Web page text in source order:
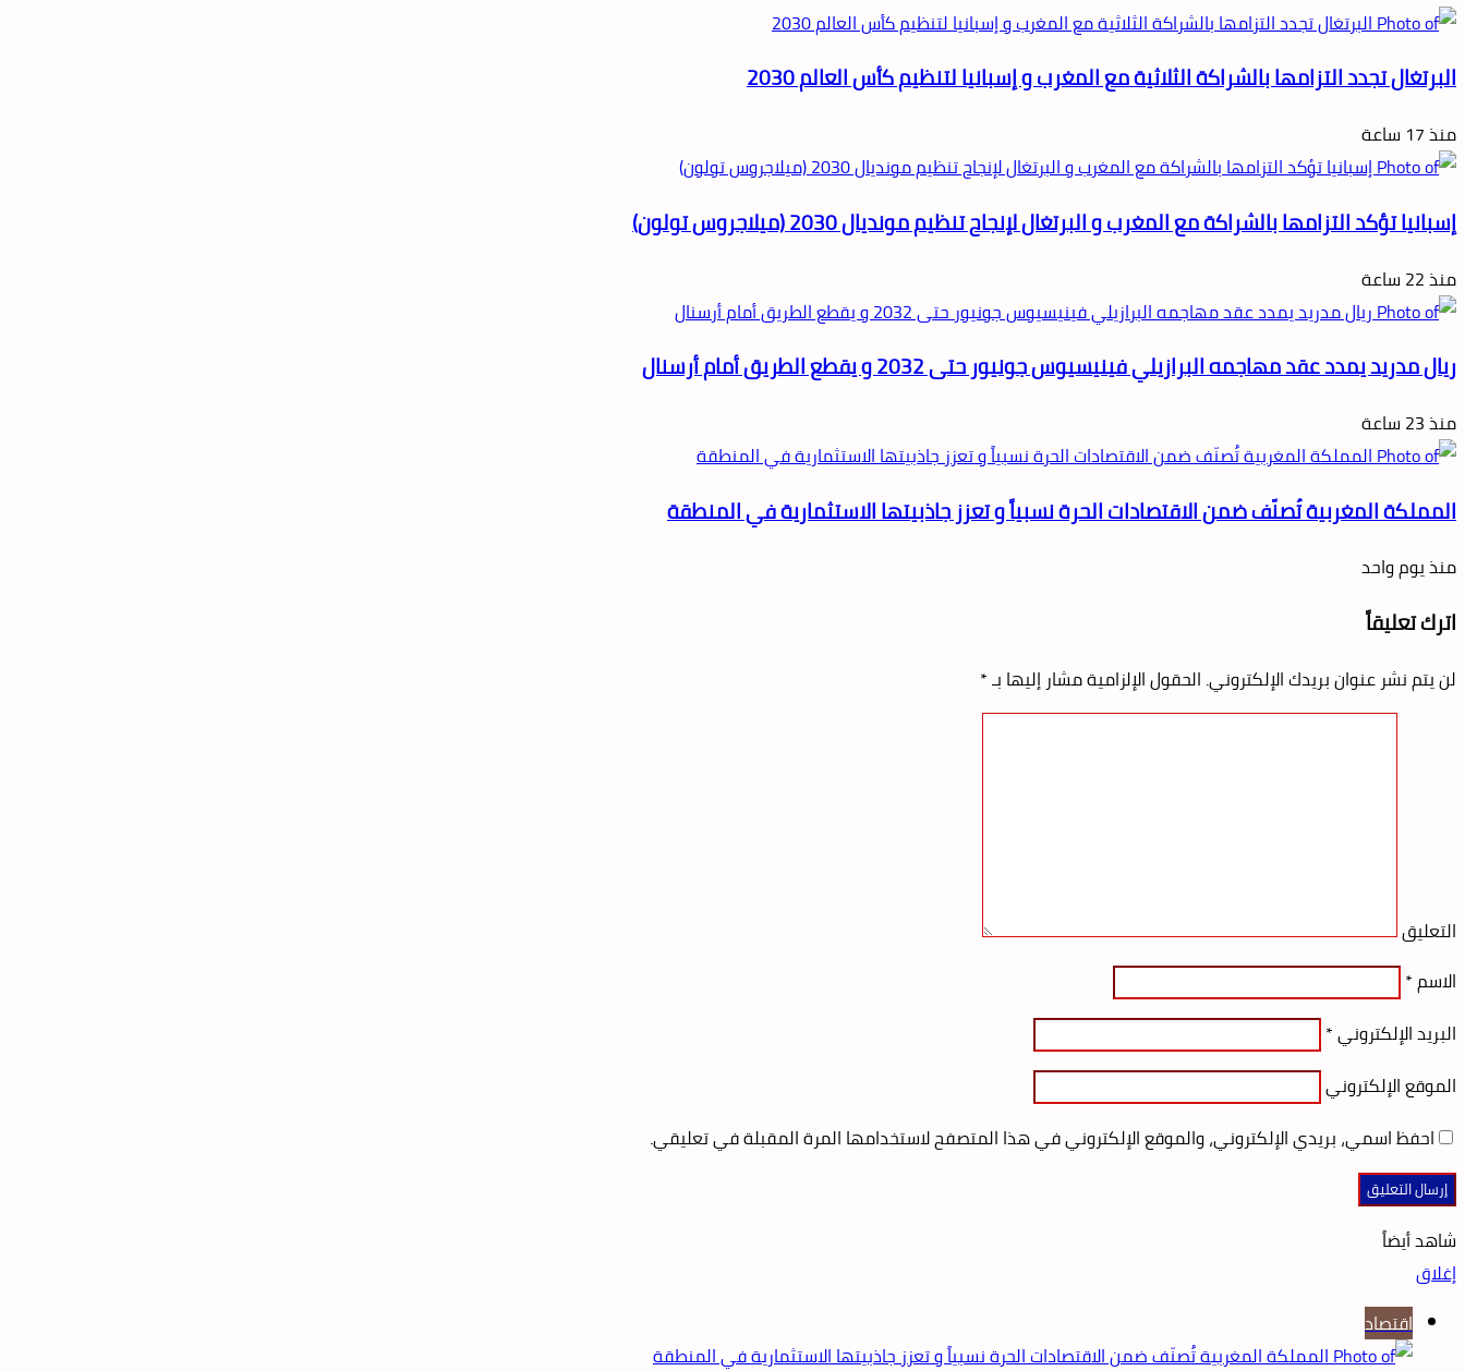
البرتغال تجدد التزامها بالشراكة الثلاثية مع المغرب و إسبانيا لتنظيم كأس العالم 2030
منذ 17 ساعة
إسبانيا تؤكد التزامها بالشراكة مع المغرب و البرتغال لإنجاح تنظيم مونديال 2030 (ميلاجروس تولون)
منذ 22 ساعة
ريال مدريد يمدد عقد مهاجمه البرازيلي فينيسيوس جونيور حتى 2032 و يقطع الطريق أمام أرسنال
منذ 23 ساعة
المملكة المغربية تُصنّف ضمن الاقتصادات الحرة نسبياً و تعزز جاذبيتها الاستثمارية في المنطقة
منذ يوم واحد
اترك تعليقاً
لن يتم نشر عنوان بريدك الإلكتروني. الحقول الإلزامية مشار إليها بـ*
التعليق
الاسم*
البريد الإلكتروني*
الموقع الإلكتروني
احفظ اسمي، بريدي الإلكتروني، والموقع الإلكتروني في هذا المتصفح لاستخدامها المرة المقبلة في تعليقي.
شاهد أيضاً
إغلاق
اقتصاد